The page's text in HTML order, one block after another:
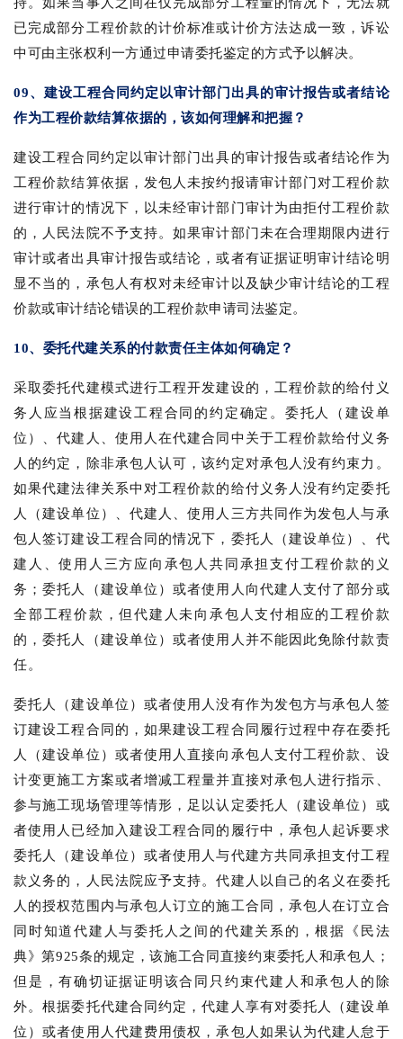
已完成部分工程价款的计价标准或计价方法达成一致，诉讼
中可由主张权利一方通过申请委托鉴定的方式予以解决。
09、建设工程合同约定以审计部门出具的审计报告或者结论
作为工程价款结算依据的，该如何理解和把握？
建设工程合同约定以审计部门出具的审计报告或者结论作为
工程价款结算依据，发包人未按约报请审计部门对工程价款
进行审计的情况下，以未经审计部门审计为由拒付工程价款
的，人民法院不予支持。如果审计部门未在合理期限内进行
审计或者出具审计报告或结论，或者有证据证明审计结论明
显不当的，承包人有权对未经审计以及缺少审计结论的工程
价款或审计结论错误的工程价款申请司法鉴定。
10、委托代建关系的付款责任主体如何确定？
采取委托代建模式进行工程开发建设的，工程价款的给付义
务人应当根据建设工程合同的约定确定。委托人（建设单
位）、代建人、使用人在代建合同中关于工程价款给付义务
人的约定，除非承包人认可，该约定对承包人没有约束力。
如果代建法律关系中对工程价款的给付义务人没有约定委托
人（建设单位）、代建人、使用人三方共同作为发包人与承
包人签订建设工程合同的情况下，委托人（建设单位）、代
建人、使用人三方应向承包人共同承担支付工程价款的义
务；委托人（建设单位）或者使用人向代建人支付了部分或
全部工程价款，但代建人未向承包人支付相应的工程价款
的，委托人（建设单位）或者使用人并不能因此免除付款责
任。
委托人（建设单位）或者使用人没有作为发包方与承包人签
订建设工程合同的，如果建设工程合同履行过程中存在委托
人（建设单位）或者使用人直接向承包人支付工程价款、设
计变更施工方案或者增减工程量并直接对承包人进行指示、
参与施工现场管理等情形，足以认定委托人（建设单位）或
者使用人已经加入建设工程合同的履行中，承包人起诉要求
委托人（建设单位）或者使用人与代建方共同承担支付工程
款义务的，人民法院应予支持。代建人以自己的名义在委托
人的授权范围内与承包人订立的施工合同，承包人在订立合
同时知道代建人与委托人之间的代建关系的，根据《民法
典》第925条的规定，该施工合同直接约束委托人和承包人；
但是，有确切证据证明该合同只约束代建人和承包人的除
外。根据委托代建合同约定，代建人享有对委托人（建设单
位）或者使用人代建费用债权，承包人如果认为代建人怠于